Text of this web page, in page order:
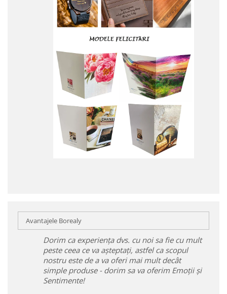
Avantajele Borealy
Dorim ca experiența dvs. cu noi sa fie cu mult
peste ceea ce va așteptați, astfel ca scopul
nostru este de a va oferi mai mult decât
simple produse - dorim sa va oferim Emoții și
Sentimente!